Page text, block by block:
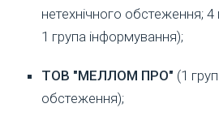
нетехнічного обстеження; 4
1 група інформування);
ТОВ "МЕЛЛОМ ПРО" (1
обстеження);